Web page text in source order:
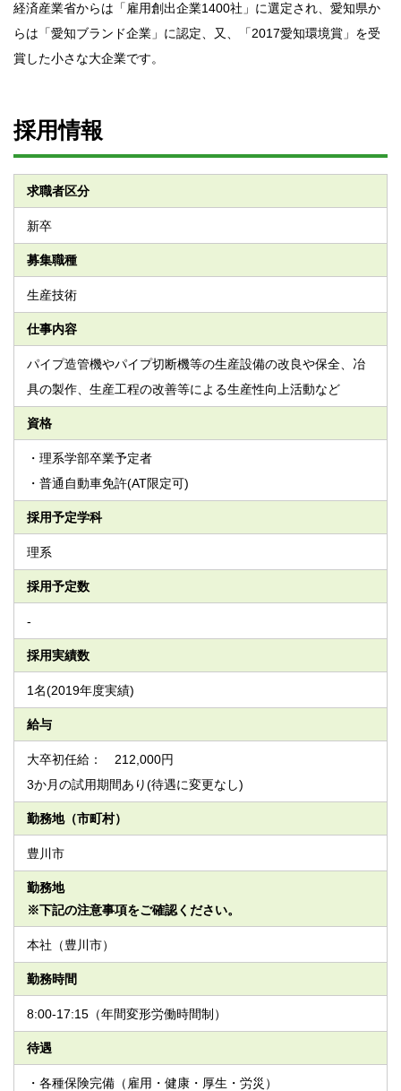
経済産業省からは「雇用創出企業1400社」に選定され、愛知県か
らは「愛知ブランド企業」に認定、又、「2017愛知環境賞」を受
賞した小さな大企業です。
採用情報
求職者区分
新卒
募集職種
生産技術
仕事内容
パイプ造管機やパイプ切断機等の生産設備の改良や保全、冶
具の製作、生産工程の改善等による生産性向上活動など
資格
・理系学部卒業予定者
・普通自動車免許(AT限定可)
採用予定学科
理系
採用予定数
-
採用実績数
1名(2019年度実績)
給与
大卒初任給： 212,000円
3か月の試用期間あり(待遇に変更なし)
勤務地（市町村）
豊川市
勤務地
※下記の注意事項をご確認ください。
本社（豊川市）
勤務時間
8:00-17:15（年間変形労働時間制）
待遇
・各種保険完備（雇用・健康・厚生・労災）